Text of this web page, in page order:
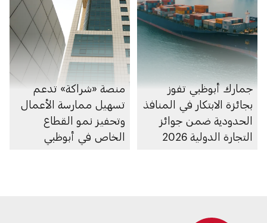
جمارك أبوظبي تفوز
بجائزة الابتكار في المنافذ
الحدودية ضمن جوائز
التجارة الدولية 2026
منصة «شراكة» تدعم
تسهيل ممارسة الأعمال
وتحفيز نمو القطاع
الخاص في أبوظبي